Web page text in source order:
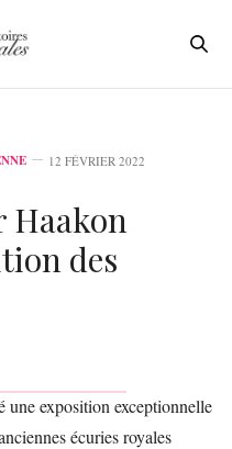
12 FÉVRIER 2022
Haakon
des
exposition exceptionnelle
écuries royales